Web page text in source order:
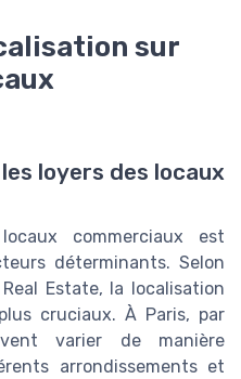
sur
loyers des locaux
commerciaux est
déterminants. Selon
Estate, la localisation
cruciaux. À Paris, par
varier de manière
arrondissements et